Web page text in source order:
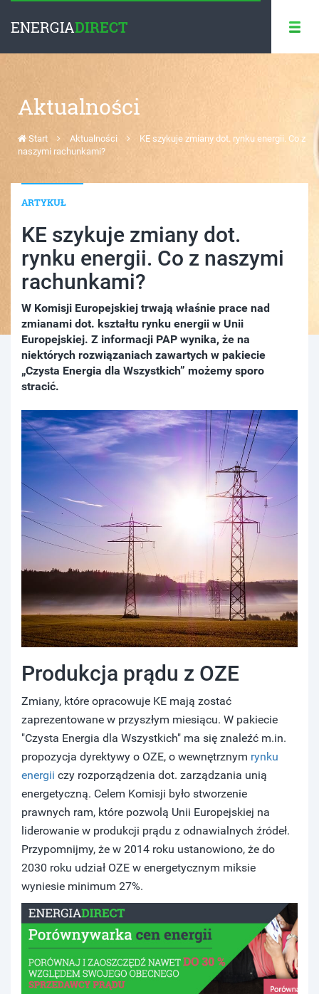
ENERGIADIRECT
Aktualności
Start Aktualności
KE szykuje zmiany dot. rynku energii. Co z
naszymi rachunkami?
ARTYKUŁ
KE szykuje zmiany dot.
rynku energii. Co z naszymi
rachunkami?
W Komisji Europejskiej trwają właśnie prace nad
zmianami dot. kształtu rynku energii w Unii
Europejskiej. Z informacji PAP wynika, że na
niektórych rozwiązaniach zawartych w pakiecie
„Czysta Energia dla Wszystkich” możemy sporo
stracić.
Produkcja prądu z OZE
Zmiany, które opracowuje KE mają zostać
zaprezentowane w przyszłym miesiącu. W pakiecie
"Czysta Energia dla Wszystkich" ma się znaleźć m.in.
propozycja dyrektywy o OZE, o wewnętrznym rynku
energii czy rozporządzenia dot. zarządzania unią
energetyczną. Celem Komisji było stworzenie
prawnych ram, które pozwolą Unii Europejskiej na
liderowanie w produkcji prądu z odnawialnych źródeł.
Przypomnijmy, że w 2014 roku ustanowiono, że do
2030 roku udział OZE w energetycznym miksie
wyniesie minimum 27%.